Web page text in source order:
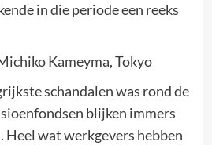
in die periode een reeks
Kameyma, Tokyo
schandalen was rond de
blijken immers
Heel wat werkgevers hebben